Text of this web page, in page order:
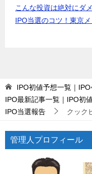
こんな投資は絶対にダ
IPO当選のコツ！東京
IPO初値予想一覧｜
IPO最新記事一覧｜IPO初
IPO当選報告
クック
管理人プロフィール